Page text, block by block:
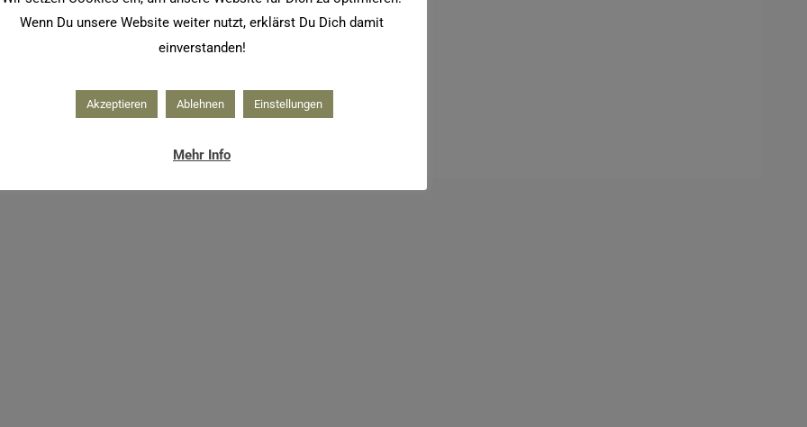
Wenn Du unsere Website weiter nutzt, erklärst Du Dich damit
einverstanden!
Akzeptieren Ablehnen Einstellungen
Mehr Info